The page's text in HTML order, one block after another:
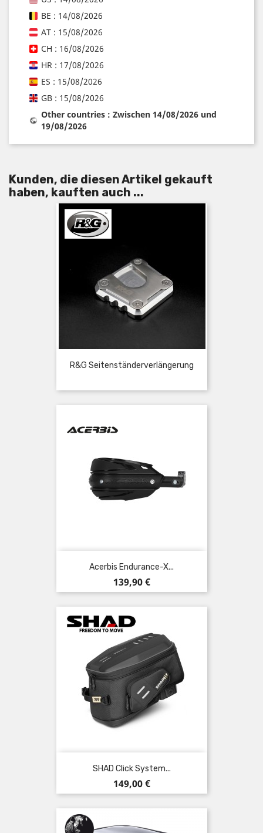
BE : 14/08/2026
AT : 15/08/2026
CH : 16/08/2026
HR : 17/08/2026
ES : 15/08/2026
GB : 15/08/2026
Other countries : Zwischen 14/08/2026 und
19/08/2026
Kunden, die diesen Artikel gekauft
haben, kauften auch ...
R&G Seitenständerverlängerung
Acerbis Endurance-X...
Preis
139,90 €
SHAD Click System...
Preis
149,00 €